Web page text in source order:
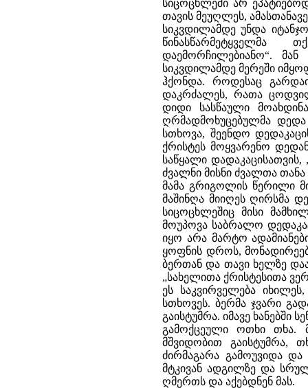
სიცოცხლეში არ
თავის მეუღლეს,
სიკვდილამდე უნდა
წინასწარმეტყველმა
დაემორჩილებიანო“.
სიკვდილამდე მერეში
ჰქონდა. როდესაც
დაკრძალეს, რათა
დიდი სასწაული
ღრმადმოხუცებულმა
სთხოვა, შეენდო
ქრისტეს მოყვარენო
საწყალი
ძვალნი მისნი ძვალთა
მამა გრიგოლის წერილი
მაშინღა მიიღეს ღირსმა
სიცოცხლეშიც მისი
მოუპოვა საბრალო
იყო არა მარტო
ყოფნის დროს,
ბერთან და თავი ხელზე
„სახელითა ქრისტესითა
ეს საკვირველება
სთხოვეს. ბერმა ჯვარი
გაისტუმრა. იმავე ხანებში
გამოქცეული ოთხი თხა.
მშვიდობით გაისტუმრა,
ძირმაგარა გამოუვიდა
მტკივან ადგილზე და
ღმერთს და აქებდნენ მას.